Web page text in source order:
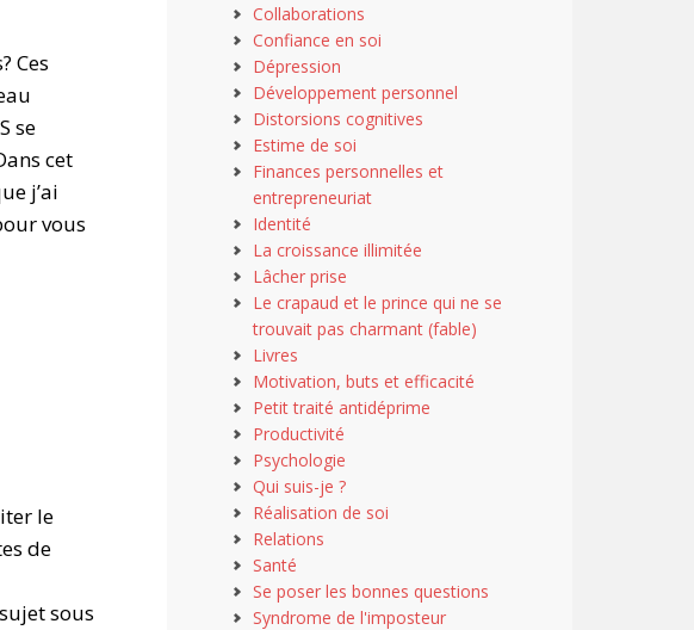
Ces
se
cet
j’ai
vous
le
de
sous
Collaborations
Confiance en soi
Dépression
Développement personnel
Distorsions cognitives
Estime de soi
Finances personnelles et
entrepreneuriat
Identité
La croissance illimitée
Lâcher prise
Le crapaud et le prince qui ne se
trouvait pas charmant (fable)
Livres
Motivation, buts et efficacité
Petit traité antidéprime
Productivité
Psychologie
Qui suis-je ?
Réalisation de soi
Relations
Santé
Se poser les bonnes questions
Syndrome de l'imposteur